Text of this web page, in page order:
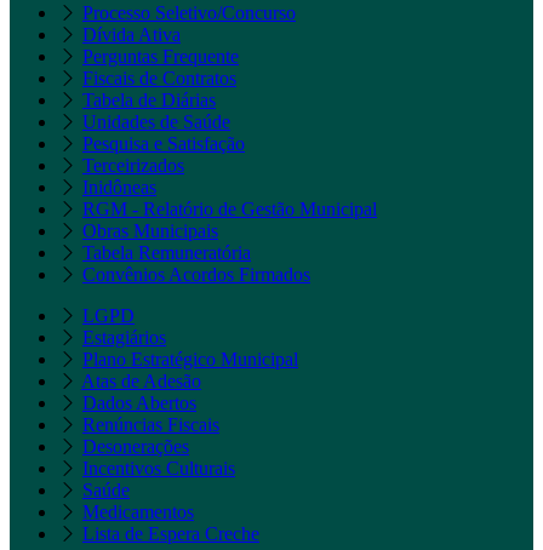
Processo Seletivo/Concurso
Dívida Ativa
Perguntas Frequente
Fiscais de Contratos
Tabela de Diárias
Unidades de Saúde
Pesquisa e Satisfação
Terceirizados
Inidôneas
RGM - Relatório de Gestão Municipal
Obras Municipais
Tabela Remuneratória
Convênios Acordos Firmados
LGPD
Estagiários
Plano Estratégico Municipal
Atas de Adesão
Dados Abertos
Renúncias Fiscais
Desonerações
Incentivos Culturais
Saúde
Medicamentos
Lista de Espera Creche